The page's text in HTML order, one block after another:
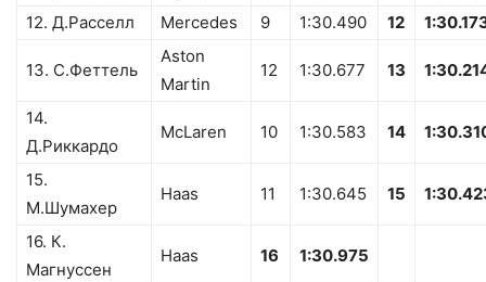
12. Д.Расселл
Mercedes 9 1:30.490 12
13. С.Феттель
Aston
Martin
12 1:30.677 13
14.
Д.Риккардо
McLaren 10 1:30.583 14
15.
М.Шумахер
Haas 11 1:30.645 15
16. К.
Магнуссен
Haas 16 1:30.975